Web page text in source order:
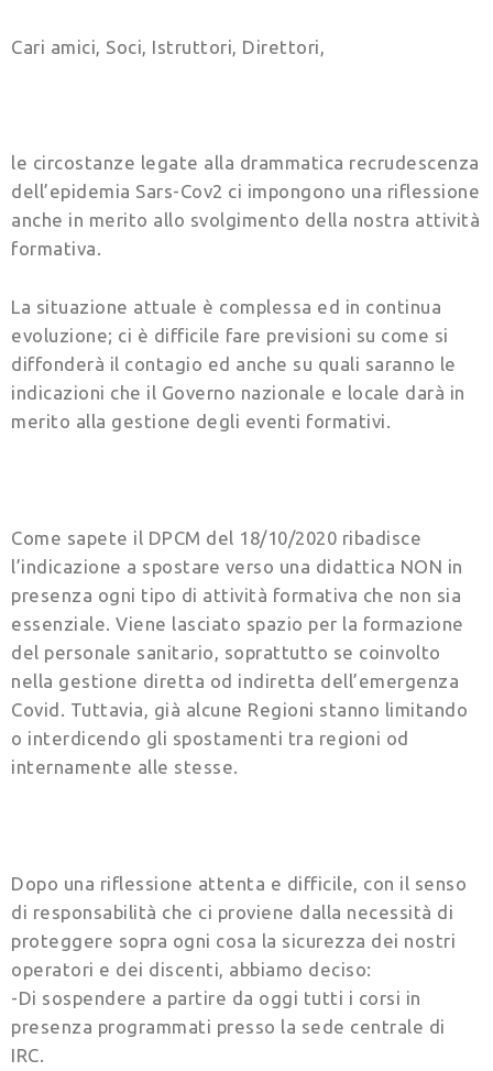
Cari amici, Soci, Istruttori, Direttori,
le circostanze legate alla drammatica recrudescenza
dell’epidemia Sars-Cov2 ci impongono una riflessione
anche in merito allo svolgimento della nostra attività
formativa.
La situazione attuale è complessa ed in continua
evoluzione; ci è difficile fare previsioni su come si
diffonderà il contagio ed anche su quali saranno le
indicazioni che il Governo nazionale e locale darà in
merito alla gestione degli eventi formativi.
Come sapete il DPCM del 18/10/2020 ribadisce
l’indicazione a spostare verso una didattica NON in
presenza ogni tipo di attività formativa che non sia
essenziale. Viene lasciato spazio per la formazione
del personale sanitario, soprattutto se coinvolto
nella gestione diretta od indiretta dell’emergenza
Covid. Tuttavia, già alcune Regioni stanno limitando
o interdicendo gli spostamenti tra regioni od
internamente alle stesse.
Dopo una riflessione attenta e difficile, con il senso
di responsabilità che ci proviene dalla necessità di
proteggere sopra ogni cosa la sicurezza dei nostri
operatori e dei discenti, abbiamo deciso:
-Di sospendere a partire da oggi tutti i corsi in
presenza programmati presso la sede centrale di
IRC.